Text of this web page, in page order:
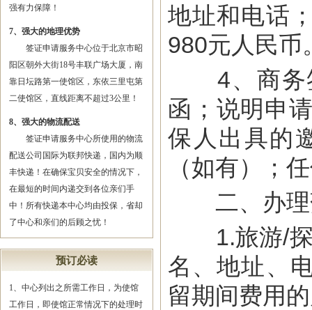
强有力保障！
7、强大的地理优势
签证申请服务中心位于北京市昭
阳区朝外大街18号丰联广场大厦，南
靠日坛路第一使馆区，东依三里屯第
二使馆区，直线距离不超过3公里！
8、强大的物流配送
签证申请服务中心所使用的物流
配送公司国际为联邦快递，国内为顺
丰快递！在确保宝贝安全的情况下，
在最短的时间内递交到各位亲们手
中！所有快递本中心均由投保，省却
了中心和亲们的后顾之忧！
预订必读
1、中心列出之所需工作日，为使馆
工作日，即使馆正常情况下的处理时
地址和电话
980元人民币
4、商务签
函；说明申
保人出具的
（如有）；
二、办理
1.旅游/探
名、地址、
留期间费用